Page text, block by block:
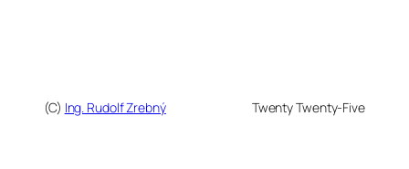
(C) Ing. Rudolf Zrebný Twenty Twenty-Five